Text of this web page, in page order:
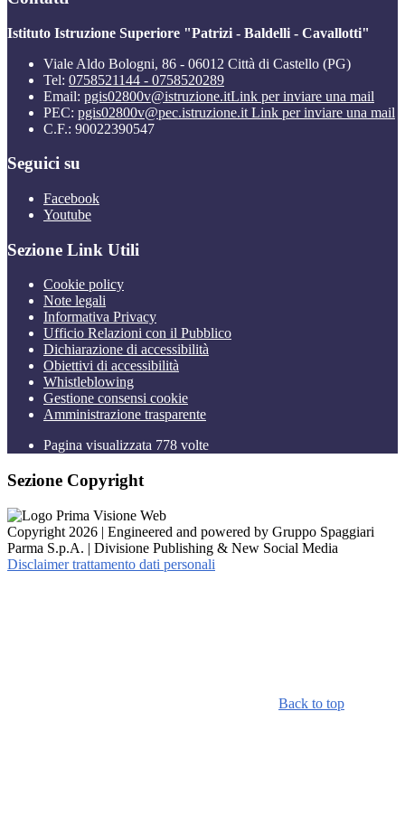
Istituto Istruzione Superiore "Patrizi - Baldelli - Cavallotti"
Viale Aldo Bologni, 86 - 06012 Città di Castello (PG)
Tel: 0758521144 - 0758520289
Email: pgis02800v@istruzione.itLink per inviare una mail
PEC: pgis02800v@pec.istruzione.it Link per inviare una mail
C.F.: 90022390547
Seguici su
Facebook
Youtube
Sezione Link Utili
Cookie policy
Note legali
Informativa Privacy
Ufficio Relazioni con il Pubblico
Dichiarazione di accessibilità
Obiettivi di accessibilità
Whistleblowing
Gestione consensi cookie
Amministrazione trasparente
Pagina visualizzata 778 volte
Sezione Copyright
Copyright 2026 | Engineered and powered by Gruppo Spaggiari
Parma S.p.A. | Divisione Publishing & New Social Media
Disclaimer trattamento dati personali
Back to top